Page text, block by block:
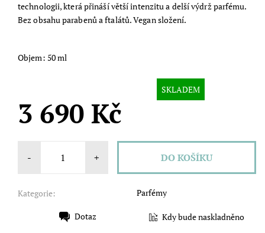
technologii, která přináší větší intenzitu a delší výdrž parfému.
Bez obsahu parabenů a ftalátů. Vegan složení.
Objem: 50 ml
SKLADEM
3 690 Kč
- +
Kategorie: Parfémy
Dotaz Kdy bude naskladněno